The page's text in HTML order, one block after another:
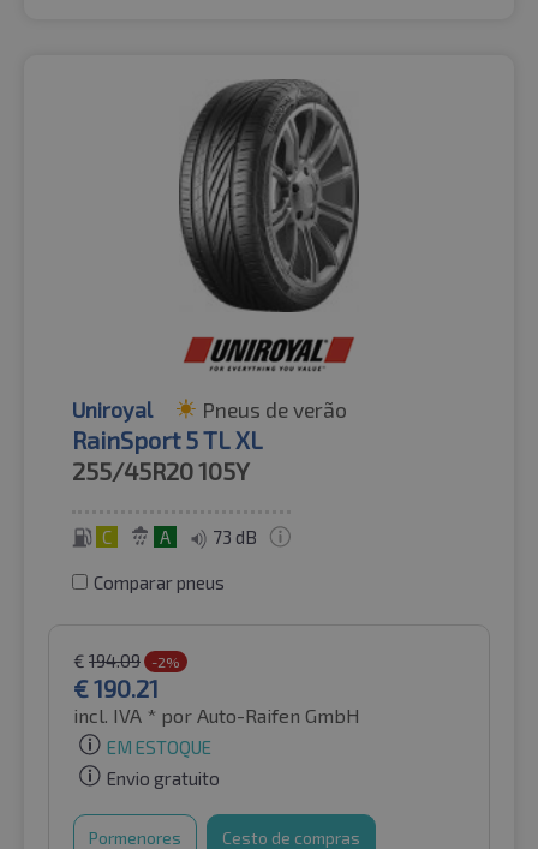
Uniroyal Pneus de verão
RainSport 5 TL XL
255/45R20105Y
C A 73 dB
Comparar pneus
€ 194.09 -2%
€190.21
incl. IVA * por Auto-Raifen GmbH
EM ESTOQUE
Envio gratuito
Pormenores Cesto de compras